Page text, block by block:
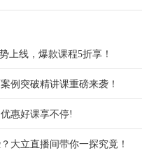
上线，爆款课程5折享！
例突破精讲课重磅来袭！
惠好课享不停!
大立直播间带你一探究竟！